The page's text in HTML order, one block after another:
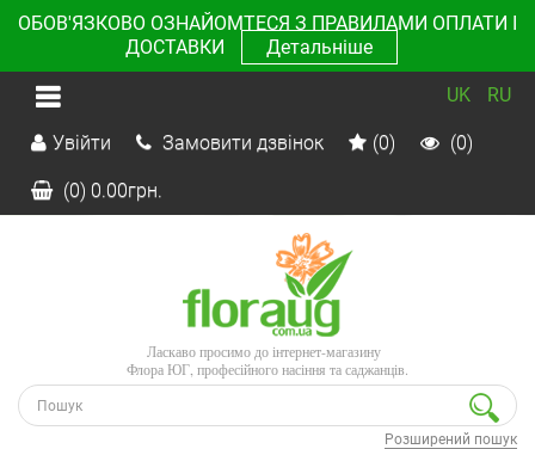
ОБОВ'ЯЗКОВО ОЗНАЙОМТЕСЯ З ПРАВИЛАМИ ОПЛАТИ І
ДОСТАВКИ
Детальніше
UK RU
Увійти Замовити дзвінок (0) (0)
(0) 0.00грн.
Ласкаво просимо до інтернет-магазину
Флора ЮГ, професійного насіння та саджанців.
Розширений пошук